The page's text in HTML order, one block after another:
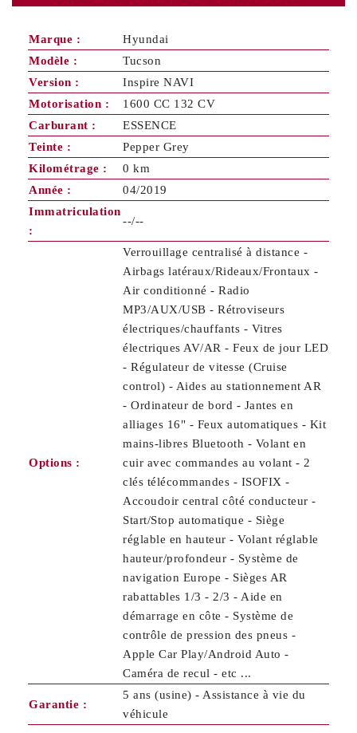
Marque :
Hyundai
Modèle :
Tucson
Version :
Inspire NAVI
Motorisation :
1600 CC 132 CV
Carburant :
ESSENCE
Teinte :
Pepper Grey
Kilométrage :
0 km
Année :
04/2019
Immatriculation
:
--/--
Options :
Verrouillage centralisé à distance -
Airbags latéraux/Rideaux/Frontaux -
Air conditionné - Radio
MP3/AUX/USB - Rétroviseurs
électriques/chauffants - Vitres
électriques AV/AR - Feux de jour LED
- Régulateur de vitesse (Cruise
control) - Aides au stationnement AR
- Ordinateur de bord - Jantes en
alliages 16" - Feux automatiques - Kit
mains-libres Bluetooth - Volant en
cuir avec commandes au volant - 2
clés télécommandes - ISOFIX -
Accoudoir central côté conducteur -
Start/Stop automatique - Siège
réglable en hauteur - Volant réglable
hauteur/profondeur - Système de
navigation Europe - Sièges AR
rabattables 1/3 - 2/3 - Aide en
démarrage en côte - Système de
contrôle de pression des pneus -
Apple Car Play/Android Auto -
Caméra de recul - etc ...
Garantie :
5 ans (usine) - Assistance à vie du
véhicule